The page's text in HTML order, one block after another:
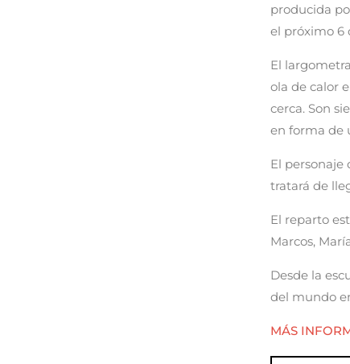
producida
el próximo 6
El
ola de calor
cerca. Son
en forma de
El personaje
tratará de
El reparto
Marcos,
Desde la
del mundo
MÁS